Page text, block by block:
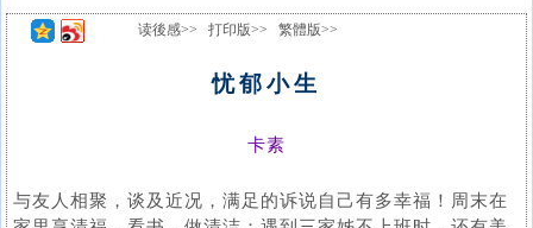
读後感>> 打印版>> 繁體版>>
忧郁小生
卡素
与友人相聚，谈及近况，满足的诉说自己有多幸福！周末在